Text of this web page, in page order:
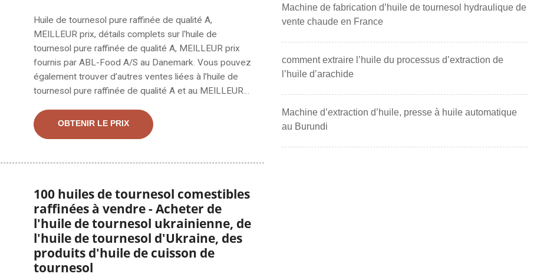
Huile de tournesol pure raffinée de qualité A,
MEILLEUR prix, détails complets sur l'huile de
tournesol pure raffinée de qualité A, MEILLEUR prix
fournis par ABL-Food A/S au Danemark. Vous pouvez
également trouver d’autres ventes liées à l’huile de
tournesol pure raffinée de qualité A et au MEILLEUR
Produits à base d'huile de tournesol raffinée fabriqués
en Thaïlande, fabricant danois. Numéro de modèle :
Origine du produit : Thaïlande Norme : GRADE A Nom
OBTENIR LE PRIX
100 huiles de tournesol comestibles
raffinées à vendre - Acheter de
l'huile de tournesol ukrainienne, de
l'huile de tournesol d'Ukraine, des
produits d'huile de cuisson de
tournesol
Machine de fabrication d’huile de tournesol hydraulique de
vente chaude en France
comment extraire l’huile du processus d’extraction de
l’huile d’arachide
Machine d’extraction d’huile, presse à huile automatique
au Burundi